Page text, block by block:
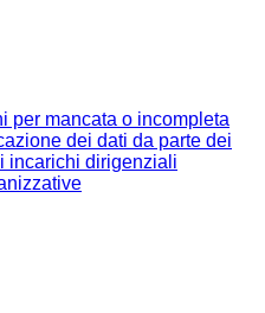
per mancata o incompleta
dei dati da parte dei
incarichi dirigenziali